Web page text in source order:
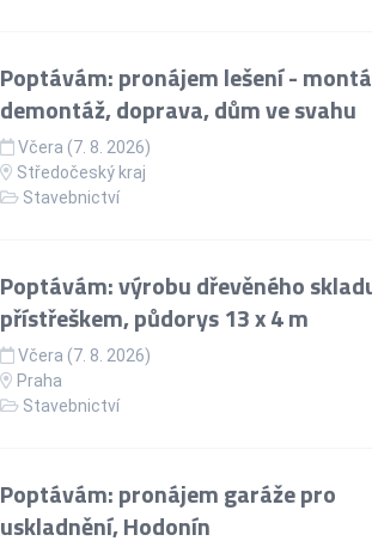
Poptávám: pronájem lešení -
demontáž, doprava, dům ve svahu
Včera (7. 8. 2026)
Středočeský kraj
Stavebnictví
Poptávám: výrobu dřevěného
přístřeškem, půdorys 13 x 4 m
Včera (7. 8. 2026)
Praha
Stavebnictví
Poptávám: pronájem garáže pro
uskladnění, Hodonín